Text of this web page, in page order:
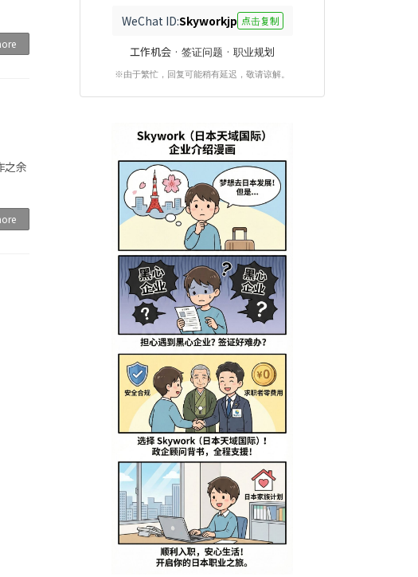
之余
WeChat ID:Skyworkjp 点击复制
工作机会 · 签证问题 · 职业规划
※由于繁忙，回复可能稍有延迟，敬请谅解。